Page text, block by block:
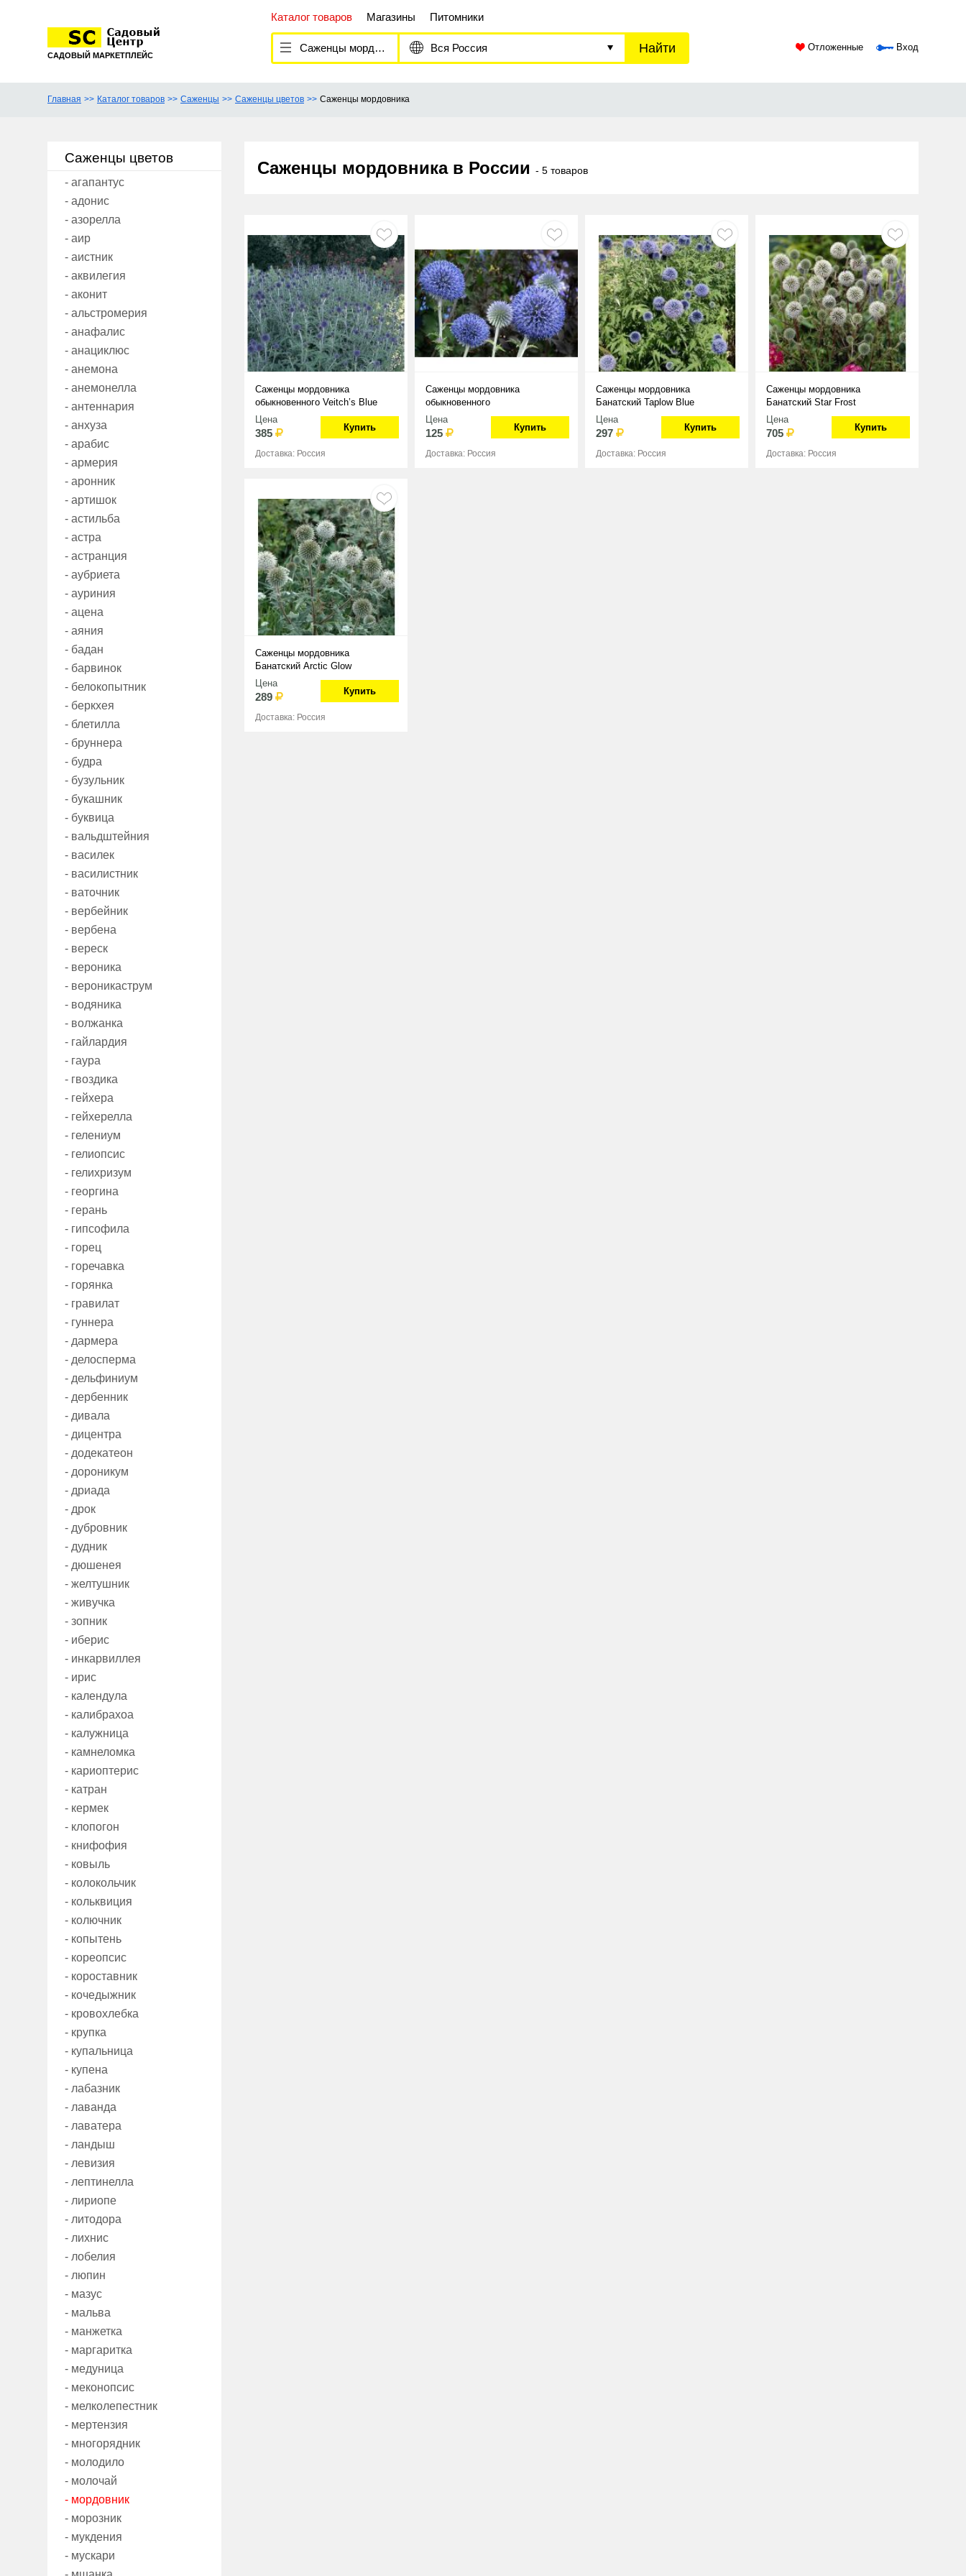
САДОВЫЙ МАРКЕТПЛЕЙС
Каталог товаров Магазины Питомники
Саженцы мордовника Вся Россия Найти Отложенные Вход
Главная Каталог товаров Саженцы Саженцы цветов Саженцы мордовника
Саженцы цветов
- агапантус
- адонис
- азорелла
- аир
- аистник
- аквилегия
- аконит
- альстромерия
- анафалис
- анациклюс
- анемона
- анемонелла
- антеннария
- анхуза
- арабис
- армерия
- аронник
- артишок
- астильба
- астра
- астранция
- аубриета
- ауриния
- ацена
- аяния
- бадан
- барвинок
- белокопытник
- беркхея
- блетилла
- бруннера
- будра
- бузульник
- букашник
- буквица
- вальдштейния
- василек
- василистник
- ваточник
- вербейник
- вербена
- вереск
- вероника
- вероникаструм
- водяника
- волжанка
- гайлардия
- гаура
- гвоздика
- гейхера
- гейхерелла
- гелениум
- гелиопсис
- гелихризум
- георгина
- герань
- гипсофила
- горец
- горечавка
- горянка
- гравилат
- гуннера
- дармера
- делосперма
- дельфиниум
- дербенник
- дивала
- дицентра
- додекатеон
- дороникум
- дриада
- дрок
- дубровник
- дудник
- дюшенея
- желтушник
- живучка
- зопник
- иберис
- инкарвиллея
- ирис
- календула
- калибрахоа
- калужница
- камнеломка
- кариоптерис
- катран
- кермек
- клопогон
- книфофия
- ковыль
- колокольчик
- кольквиция
- колючник
- копытень
- кореопсис
- короставник
- кочедыжник
- кровохлебка
- крупка
- купальница
- купена
- лабазник
- лаванда
- лаватера
- ландыш
- левизия
- лептинелла
- лириопе
- литодора
- лихнис
- лобелия
- люпин
- мазус
- мальва
- манжетка
- маргаритка
- медуница
- меконопсис
- мелколепестник
- мертензия
- многорядник
- молодило
- молочай
- мордовник
- морозник
- мукдения
- мускари
Саженцы мордовника в России - 5 товаров
Саженцы мордовника
обыкновенного Veitch’s Blue
Цена
385 Купить
Доставка: Россия
Саженцы мордовника
обыкновенного
Цена
125 Купить
Доставка: Россия
Саженцы мордовника
Банатский Taplow Blue
Цена
297 Купить
Доставка: Россия
Саженцы мордовника
Банатский Star Frost
Цена
705 Купить
Доставка: Россия
Саженцы мордовника
Банатский Arctic Glow
Цена
289 Купить
Доставка: Россия